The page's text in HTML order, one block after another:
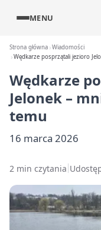
MENU
Strona główna Wiadomości
Wędkarze posprzątali jezioro
Wędkarze
Jelonek –
temu
16 marca 2026
2 min czytania